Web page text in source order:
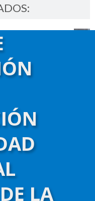
26.970
Previsional
LA